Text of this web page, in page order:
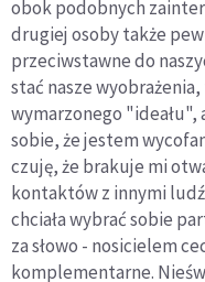
obok podobnych
drugiej osoby także
przeciwstawne do
stać nasze
wymarzonego "ideału",
sobie, że jestem
czuję, że brakuje mi
kontaktów z innymi
chciała wybrać sobie
za słowo - nosicielem
komplementarne.